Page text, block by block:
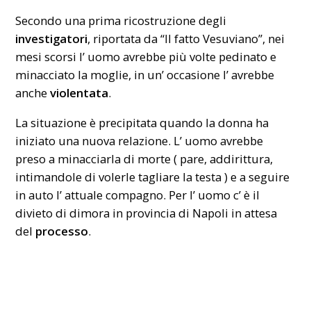
Secondo una prima ricostruzione degli
investigatori, riportata da “Il fatto Vesuviano”, nei
mesi scorsi l’ uomo avrebbe più volte pedinato e
minacciato la moglie, in un’ occasione l’ avrebbe
ancheviolentata.
La situazione è precipitata quando la donna ha
iniziato una nuova relazione. L’ uomo avrebbe
preso a minacciarla di morte ( pare, addirittura,
intimandole di volerle tagliare la testa ) e a seguire
in auto l’ attuale compagno. Per l’ uomo c’ è il
divieto di dimora in provincia di Napoli in attesa
del processo.